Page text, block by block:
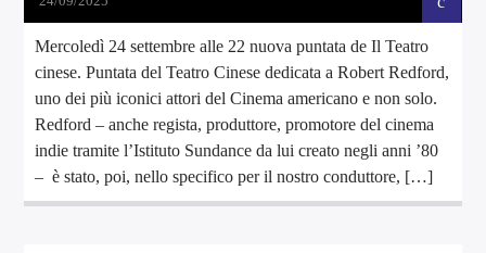
Mercoledì 24 settembre alle 22 nuova puntata de Il Teatro
cinese. Puntata del Teatro Cinese dedicata a Robert Redford,
uno dei più iconici attori del Cinema americano e non solo.
Redford – anche regista, produttore, promotore del cinema
indie tramite l’Istituto Sundance da lui creato negli anni ’80
– è stato, poi, nello specifico per il nostro conduttore, […]